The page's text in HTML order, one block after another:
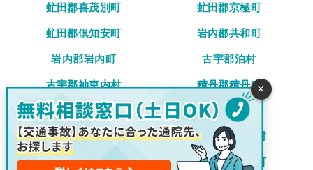
虻田郡喜茂別町
虻田郡京極町
虻田郡倶知安町
岩内郡共和町
岩内郡岩内町
古宇郡泊村
古宇郡神恵内村
積丹郡積丹町
古平郡古平町
余市郡仁木町
余市郡余市町
余市郡赤井川村
空知郡南幌町
空知郡奈井江町
×